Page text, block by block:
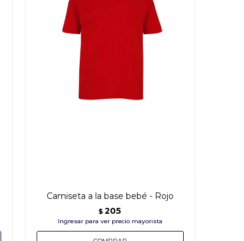
Camiseta a la base bebé - Rojo
$ 205